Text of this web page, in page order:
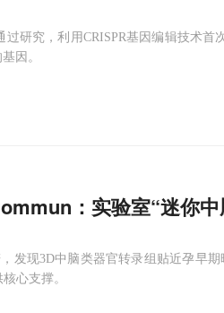
研究，利用CRISPR基因编辑技术首
因。
：实验室“迷你
发现3D中脑类器官转录组贴近孕早
心支撑。